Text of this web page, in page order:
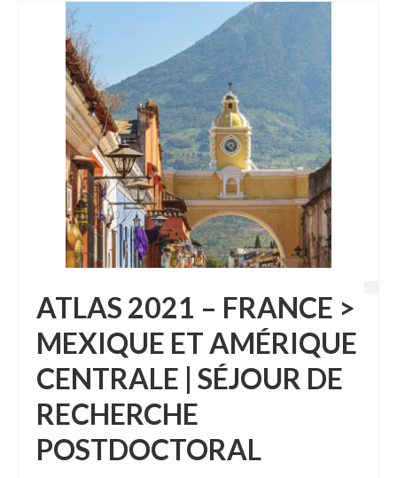
ATLAS 2021 – FRANCE >
MEXIQUE ET AMÉRIQUE
CENTRALE | SÉJOUR DE
RECHERCHE
POSTDOCTORAL